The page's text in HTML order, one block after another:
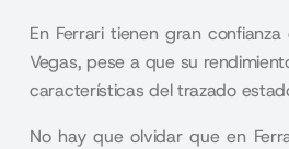
En Ferrari tienen gran
Vegas, pese a que su
características del trazado
No hay que olvidar que en